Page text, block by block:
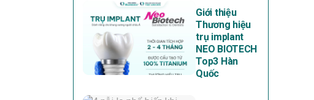
Giới thiệu
Thương hiệu
trụ implant
NEO BIOTECH
Top3 Hàn
Quốc